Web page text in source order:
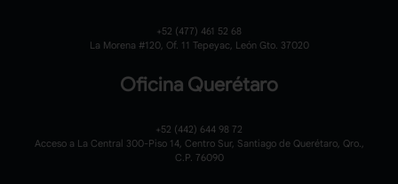
+52 (477) 461 52 68
La Morena #120, Of. 11 Tepeyac, León Gto. 37020
Oficina Querétaro
+52 (442) 644 98 72
Acceso a La Central 300-Piso 14, Centro Sur, Santiago de Querétaro, Qro.,
C.P. 76090